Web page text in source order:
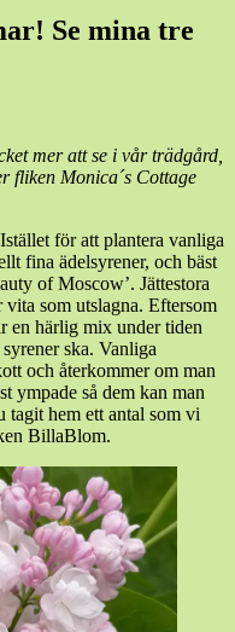
Se mina tre
mer att se i vår trädgård,
fliken Monica´s Cottage
för att plantera vanliga
fina ädelsyrener, och bäst
of Moscow’. Jättestora
som utslagna. Eftersom
en härlig mix under tiden
ska. Vanliga
och återkommer om man
ympade så dem kan man
tagit hem ett antal som vi
BillaBlom.